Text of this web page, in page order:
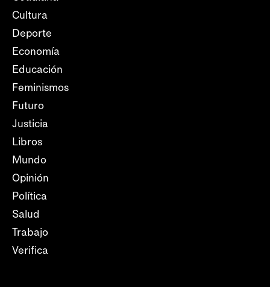
Cultura
Deporte
Economía
Educación
Feminismos
Futuro
Justicia
Libros
Mundo
Opinión
Política
Salud
Trabajo
Verifica